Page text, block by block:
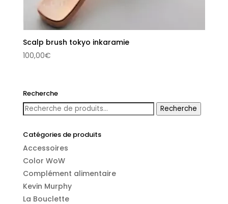
Scalp brush tokyo inkaramie
100,00€
Recherche
Recherche
pour :
Recherche
Catégories de produits
Accessoires
Color WoW
Complément alimentaire
Kevin Murphy
La Bouclette